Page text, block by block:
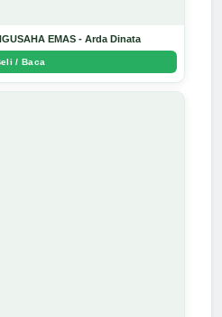
EMAS - Arda Dinata
/ Baca